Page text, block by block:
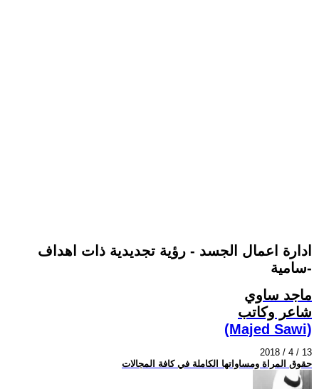
ادارة اعمال الجسد - رؤية تجديدية ذات اهداف
سامية-
ماجد ساوي
شاعر وكاتب
(Majed Sawi)
2018 / 4 / 13
حقوق المراة ومساواتها الكاملة في كافة المجالات